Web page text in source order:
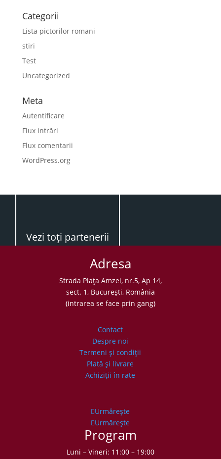
Categorii
Lista pictorilor romani
stiri
Test
Uncategorized
Meta
Autentificare
Flux intrări
Flux comentarii
WordPress.org
Vezi toţi partenerii
Adresa
Strada Piaţa Amzei, nr.5, Ap 14,
sect. 1, Bucureşti, România
(intrarea se face prin gang)
Contact
Despre noi
Termeni şi condiţii
Plată şi livrare
Achiziţii în rate
Urmărește
Urmărește
Program
Luni – Vineri: 11:00 – 19:00